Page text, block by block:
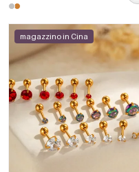
magazzino in Cina